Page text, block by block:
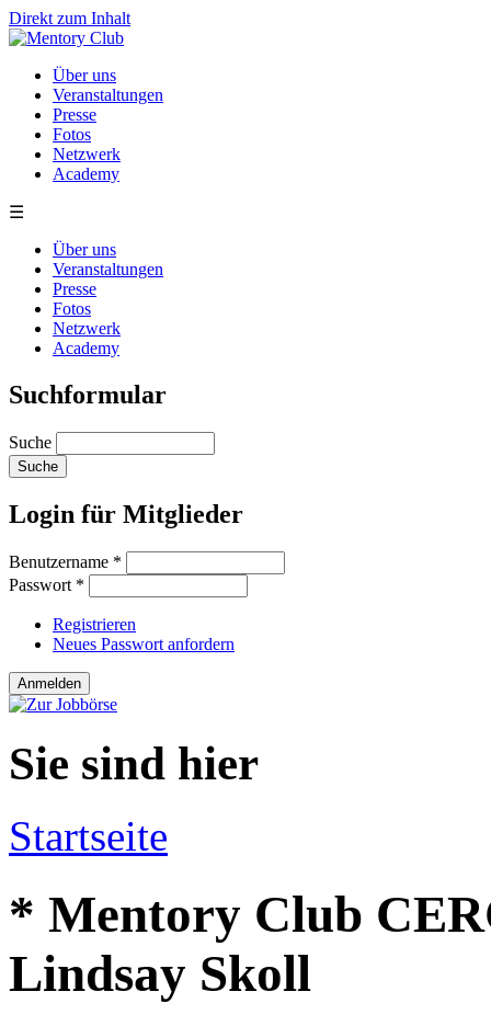
Direkt zum Inhalt
Über uns
Veranstaltungen
Presse
Fotos
Netzwerk
Academy
☰
Über uns
Veranstaltungen
Presse
Fotos
Netzwerk
Academy
Suchformular
Suche
Login für Mitglieder
Benutzername *
Passwort *
Registrieren
Neues Passwort anfordern
Sie sind hier
Startseite
* Mentory Club
Lindsay Skoll